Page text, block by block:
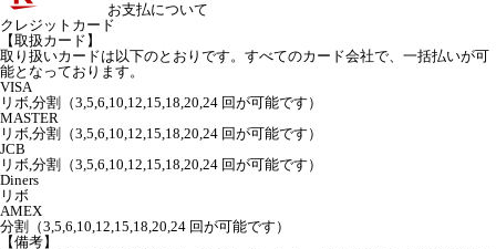
お支払について
クレジットカード
【取扱カード】
取り扱いカードは以下のとおりです。すべてのカード会社で、一括払いが可
能となっております。
VISA
リボ,分割（3,5,6,10,12,15,18,20,24 回が可能です）
MASTER
リボ,分割（3,5,6,10,12,15,18,20,24 回が可能です）
JCB
リボ,分割（3,5,6,10,12,15,18,20,24 回が可能です）
Diners
リボ
AMEX
分割（3,5,6,10,12,15,18,20,24 回が可能です）
【備考】